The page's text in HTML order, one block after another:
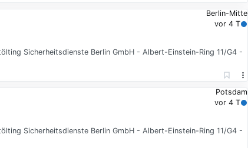
Berlin-Mitte
vor 4 T
Sicherheitsdienste Berlin GmbH - Albert-Einstein-Ring 11/G4 -
Potsdam
vor 4 T
Sicherheitsdienste Berlin GmbH - Albert-Einstein-Ring 11/G4 -